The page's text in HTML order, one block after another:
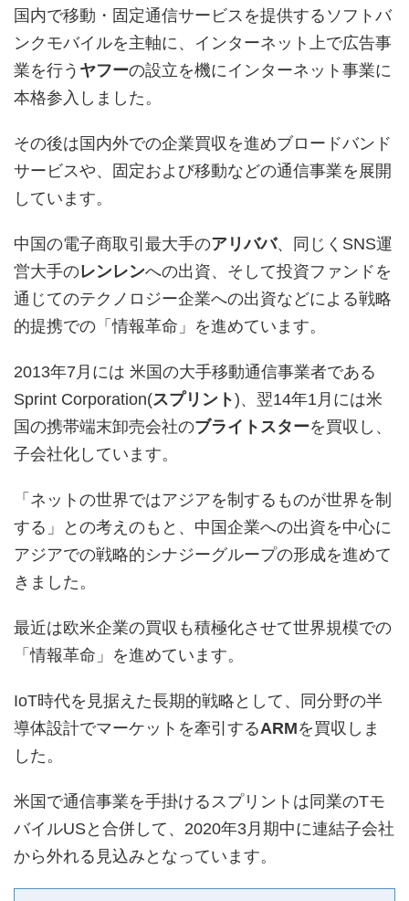
国内で移動・固定通信サービスを提供するソフトバ
ンクモバイルを主軸に、インターネット上で広告事
業を行う ヤフーの設立を機にインターネット事業に
本格参入しました。
その後は国内外での企業買収を進めブロードバンド
サービスや、固定および移動などの通信事業を展開
しています。
中国の電子商取引最大手のアリババ、同じくSNS運
営大手のレンレンへの出資、そして投資ファンドを
通じてのテクノロジー企業への出資などによる戦略
的提携での「情報革命」を進めています。
2013年7月には 米国の大手移動通信事業者である
Sprint Corporation(スプリント)、翌14年1月には米
国の携帯端末卸売会社のブライトスターを買収し、
子会社化しています。
「ネットの世界ではアジアを制するものが世界を制
する」との考えのもと、中国企業への出資を中心に
アジアでの戦略的シナジーグループの形成を進めて
きました。
最近は欧米企業の買収も積極化させて世界規模での
「情報革命」を進めています。
IoT時代を見据えた長期的戦略として、同分野の半
導体設計でマーケットを牽引するARMを買収しま
した。
米国で通信事業を手掛けるスプリントは同業のTモ
バイルUSと合併して、2020年3月期中に連結子会社
から外れる見込みとなっています。